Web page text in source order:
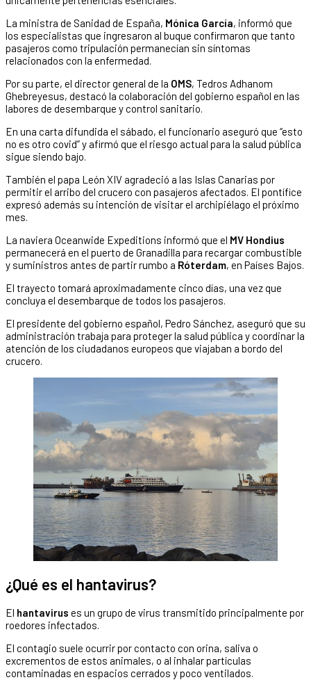
La ministra de Sanidad de España, Mónica García, informó que
los especialistas que ingresaron al buque confirmaron que tanto
pasajeros como tripulación permanecían sin síntomas
relacionados con la enfermedad.
Por su parte, el director general de la OMS, Tedros Adhanom
Ghebreyesus, destacó la colaboración del gobierno español en las
labores de desembarque y control sanitario.
En una carta difundida el sábado, el funcionario aseguró que “esto
no es otro covid” y afirmó que el riesgo actual para la salud pública
sigue siendo bajo.
También el papa León XIV agradeció a las Islas Canarias por
permitir el arribo del crucero con pasajeros afectados. El pontífice
expresó además su intención de visitar el archipiélago el próximo
mes.
La naviera Oceanwide Expeditions informó que el MV Hondius
permanecerá en el puerto de Granadilla para recargar combustible
y suministros antes de partir rumbo a Róterdam, en Países Bajos.
El trayecto tomará aproximadamente cinco días, una vez que
concluya el desembarque de todos los pasajeros.
El presidente del gobierno español, Pedro Sánchez, aseguró que su
administración trabaja para proteger la salud pública y coordinar la
atención de los ciudadanos europeos que viajaban a bordo del
crucero.
¿Qué es el hantavirus?
El hantavirus es un grupo de virus transmitido principalmente por
roedores infectados.
El contagio suele ocurrir por contacto con orina, saliva o
excrementos de estos animales, o al inhalar partículas
contaminadas en espacios cerrados y poco ventilados.